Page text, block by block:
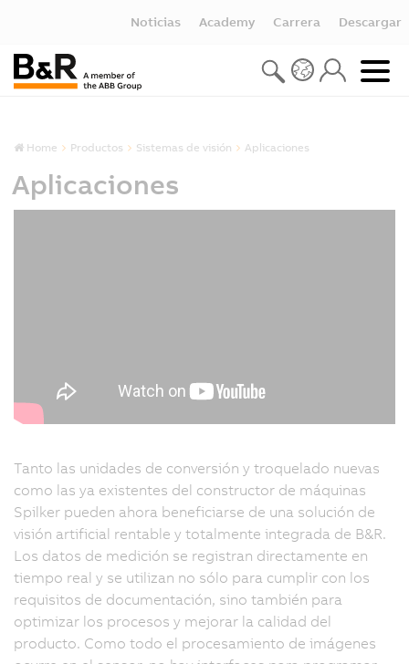
Noticias Academy Carrera Descargar
Home Productos Sistemas de visión Aplicaciones
Aplicaciones
Tanto las unidades de conversión y troquelado nuevas
como las ya existentes del constructor de máquinas
Spilker pueden ahora beneficiarse de una solución de
visión artificial rentable y totalmente integrada de B&R.
Los datos de medición se registran directamente en
tiempo real y se utilizan no sólo para cumplir con los
requisitos de documentación, sino también para
optimizar los procesos y mejorar la calidad del
producto. Como todo el procesamiento de imágenes